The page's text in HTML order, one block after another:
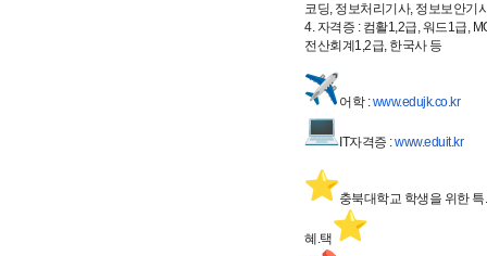
코딩, 정보처리기사, 정보보안기
4. 자격증 : 컴활1,2급, 워드1급,
전산회계1,2급, 한국사 등
어학 :www.edujk.co.kr
IT자격증 :www.eduit.kr
충북대학교 학생을 위한 특
혜.택